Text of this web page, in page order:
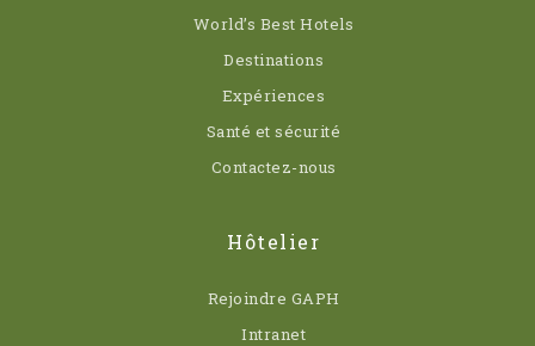
World’s Best Hotels
Destinations
Expériences
Santé et sécurité
Contactez-nous
Hôtelier
Rejoindre GAPH
Intranet